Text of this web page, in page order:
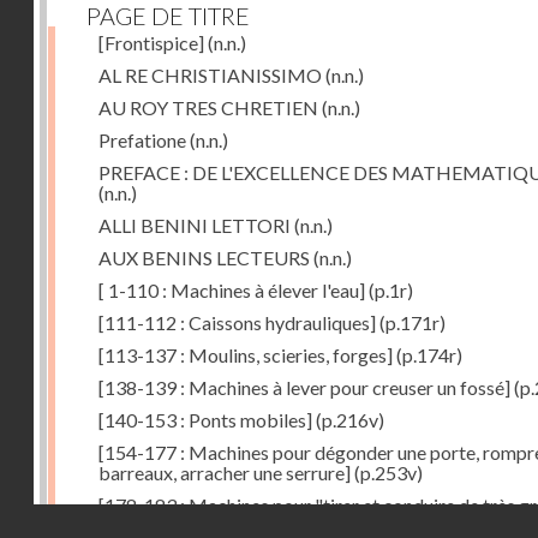
PAGE DE TITRE
[Frontispice](n.n.)
AL RE CHRISTIANISSIMO (n.n.)
AU ROY TRES CHRETIEN (n.n.)
Prefatione(n.n.)
PREFACE : DE L'EXCELLENCE DES
(n.n.)
ALLI BENINI LETTORI (n.n.)
AUX BENINS LECTEURS (n.n.)
[ 1-110 : Machines à élever l'eau](p.1r)
[111-112 : Caissons hydrauliques](p.171r)
[113-137 : Moulins, scieries, forges](p.174r)
[138-139 : Machines à lever pour creuser un fossé]
[140-153 : Ponts mobiles](p.216v)
[154-177 : Machines pour dégonder une porte,
barreaux, arracher une serrure](p.253v)
[178-183 : Machines pour "tirer et conduire de très